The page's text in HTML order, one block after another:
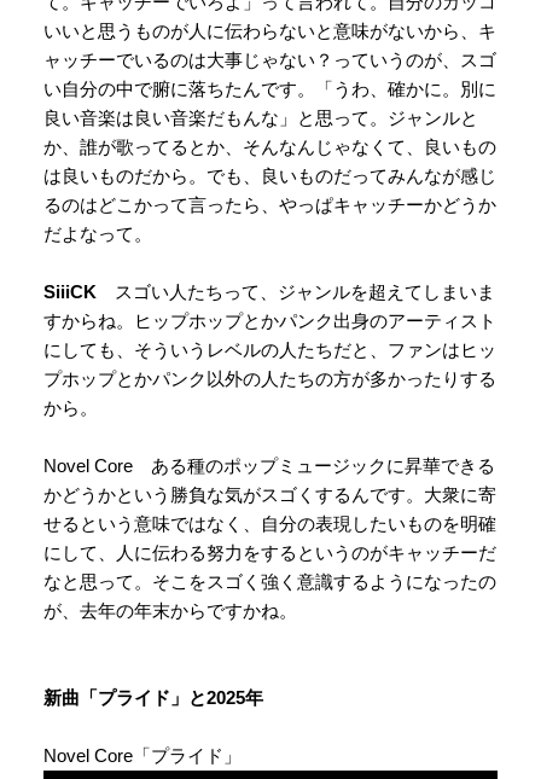
いいと思うものが人に伝わらないと意味がないから、キ
ャッチーでいるのは大事じゃない？っていうのが、スゴ
い自分の中で腑に落ちたんです。「うわ、確かに。別に
良い音楽は良い音楽だもんな」と思って。ジャンルと
か、誰が歌ってるとか、そんなんじゃなくて、良いもの
は良いものだから。でも、良いものだってみんなが感じ
るのはどこかって言ったら、やっぱキャッチーかどうか
だよなって。
SiiiCK スゴい人たちって、ジャンルを超えてしまいま
すからね。ヒップホップとかパンク出身のアーティスト
にしても、そういうレベルの人たちだと、ファンはヒッ
プホップとかパンク以外の人たちの方が多かったりする
から。
Novel Core ある種のポップミュージックに昇華できる
かどうかという勝負な気がスゴくするんです。大衆に寄
せるという意味ではなく、自分の表現したいものを明確
にして、人に伝わる努力をするというのがキャッチーだ
なと思って。そこをスゴく強く意識するようになったの
が、去年の年末からですかね。
新曲 「プライド」と2025年
Novel Core「プライド」